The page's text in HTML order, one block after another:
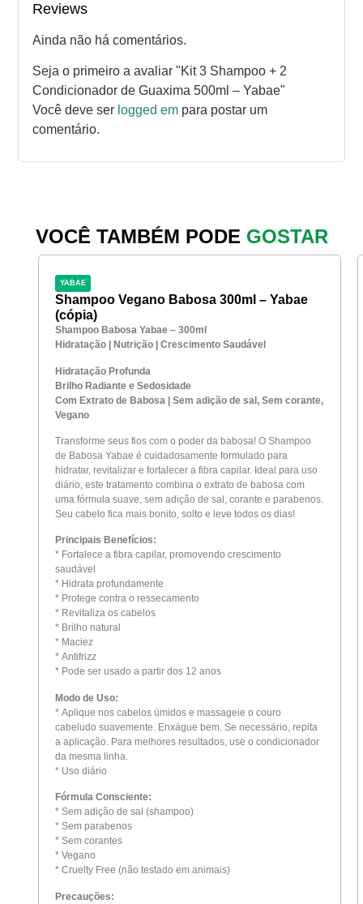
Reviews
Ainda não há comentários.
Seja o primeiro a avaliar "Kit 3 Shampoo + 2
Condicionador de Guaxima 500ml – Yabae"
Você deve ser logged empara postar um
comentário.
VOCÊ TAMBÉM PODE GOSTAR
YABAE
Shampoo Vegano Babosa 300ml – Yabae
(cópia)
Shampoo Babosa Yabae – 300ml
Hidratação | Nutrição | Crescimento Saudável
Hidratação Profunda
Brilho Radiante e Sedosidade
Com Extrato de Babosa | Sem adição de sal, Sem corante,
Vegano
Transforme seus fios com o poder da babosa! O Shampoo
de Babosa Yabae é cuidadosamente formulado para
hidratar, revitalizar e fortalecer a fibra capilar. Ideal para uso
diário, este tratamento combina o extrato de babosa com
uma fórmula suave, sem adição de sal, corante e parabenos.
Seu cabelo fica mais bonito, solto e leve todos os dias!
Principais Benefícios:
* Fortalece a fibra capilar, promovendo crescimento
saudável
* Hidrata profundamente
* Protege contra o ressecamento
* Revitaliza os cabelos
* Brilho natural
* Maciez
* Antifrizz
* Pode ser usado a partir dos 12 anos
Modo de Uso:
* Aplique nos cabelos úmidos e massageie o couro
cabeludo suavemente. Enxágue bem. Se necessário, repita
a aplicação. Para melhores resultados, use o condicionador
da mesma linha.
* Uso diário
Fórmula Consciente:
* Sem adição de sal (shampoo)
* Sem parabenos
* Sem corantes
* Vegano
* Cruelty Free (não testado em animais)
Precauções: